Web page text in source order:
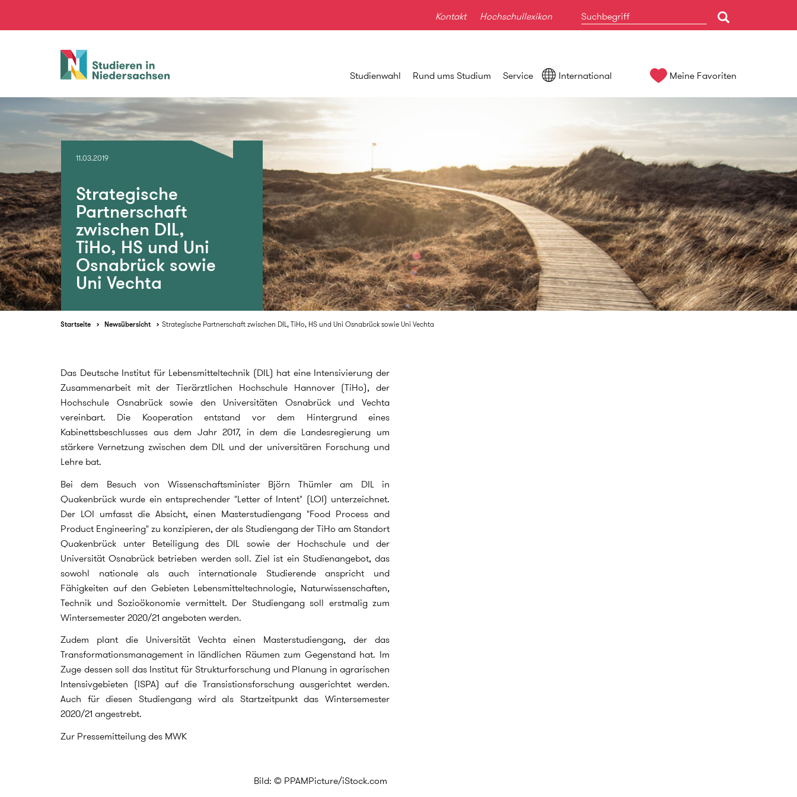
Kontakt Hochschullexikon
Studieren
in
Studienwahl Rund ums Studium Service International Meine Favoriten
11.03.2019
Strategische
Partnerschaft
zwischen DIL,
TiHo, HS und Uni
Osnabrück sowie
Uni Vechta
Startseite Newsübersicht Strategische Partnerschaft zwischen DIL, TiHo, HS und Uni Osnabrück sowie Uni Vechta
Das Deutsche Institut für Lebensmitteltechnik (DIL) hat eine Intensivierung der
Zusammenarbeit mit der Tierärztlichen Hochschule Hannover (TiHo), der
Hochschule Osnabrück sowie den Universitäten Osnabrück und Vechta
vereinbart. Die Kooperation entstand vor dem Hintergrund eines
Kabinettsbeschlusses aus dem Jahr 2017, in dem die Landesregierung um
stärkere Vernetzung zwischen dem DIL und der universitären Forschung und
Lehre bat.
Bei dem Besuch von Wissenschaftsminister Björn Thümler am DIL in
Quakenbrück wurde ein entsprechender "Letter of Intent" (LOI) unterzeichnet.
Der LOI umfasst die Absicht, einen Masterstudiengang "Food Process and
Product Engineering" zu konzipieren, der als Studiengang der TiHo am Standort
Quakenbrück unter Beteiligung des DIL sowie der Hochschule und der
Universität Osnabrück betrieben werden soll. Ziel ist ein Studienangebot, das
sowohl nationale als auch internationale Studierende anspricht und
Fähigkeiten auf den Gebieten Lebensmitteltechnologie, Naturwissenschaften,
Technik und Sozioökonomie vermittelt. Der Studiengang soll erstmalig zum
Wintersemester 2020/21 angeboten werden.
Zudem plant die Universität Vechta einen Masterstudiengang, der das
Transformationsmanagement in ländlichen Räumen zum Gegenstand hat. Im
Zuge dessen soll das Institut für Strukturforschung und Planung in agrarischen
Intensivgebieten (ISPA) auf die Transistionsforschung ausgerichtet werden.
Auch für diesen Studiengang wird als Startzeitpunkt das Wintersemester
2020/21 angestrebt.
Zur Pressemitteilung des MWK
Bild: © PPAMPicture/iStock.com